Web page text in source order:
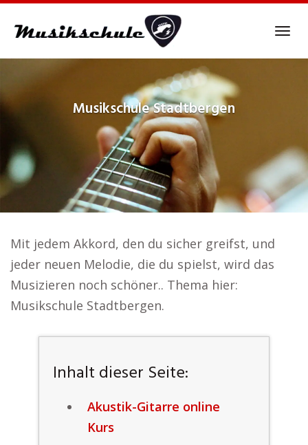
MusikschuleStadtbergen
Mit jedem Akkord, den du sicher greifst, und
jeder neuen Melodie, die du spielst, wird das
Musizieren noch schöner.. Thema hier:
Musikschule Stadtbergen.
Inhalt dieser Seite:
Akustik-Gitarre online
Kurs